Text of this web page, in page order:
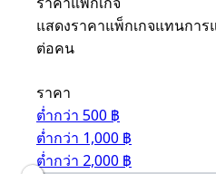
แสดงราคาแพ็กเกจแทนการ
ต่อคน
ราคา
ต่ำกว่า 500 ฿
ต่ำกว่า 1,000 ฿
ต่ำกว่า 2,000 ฿